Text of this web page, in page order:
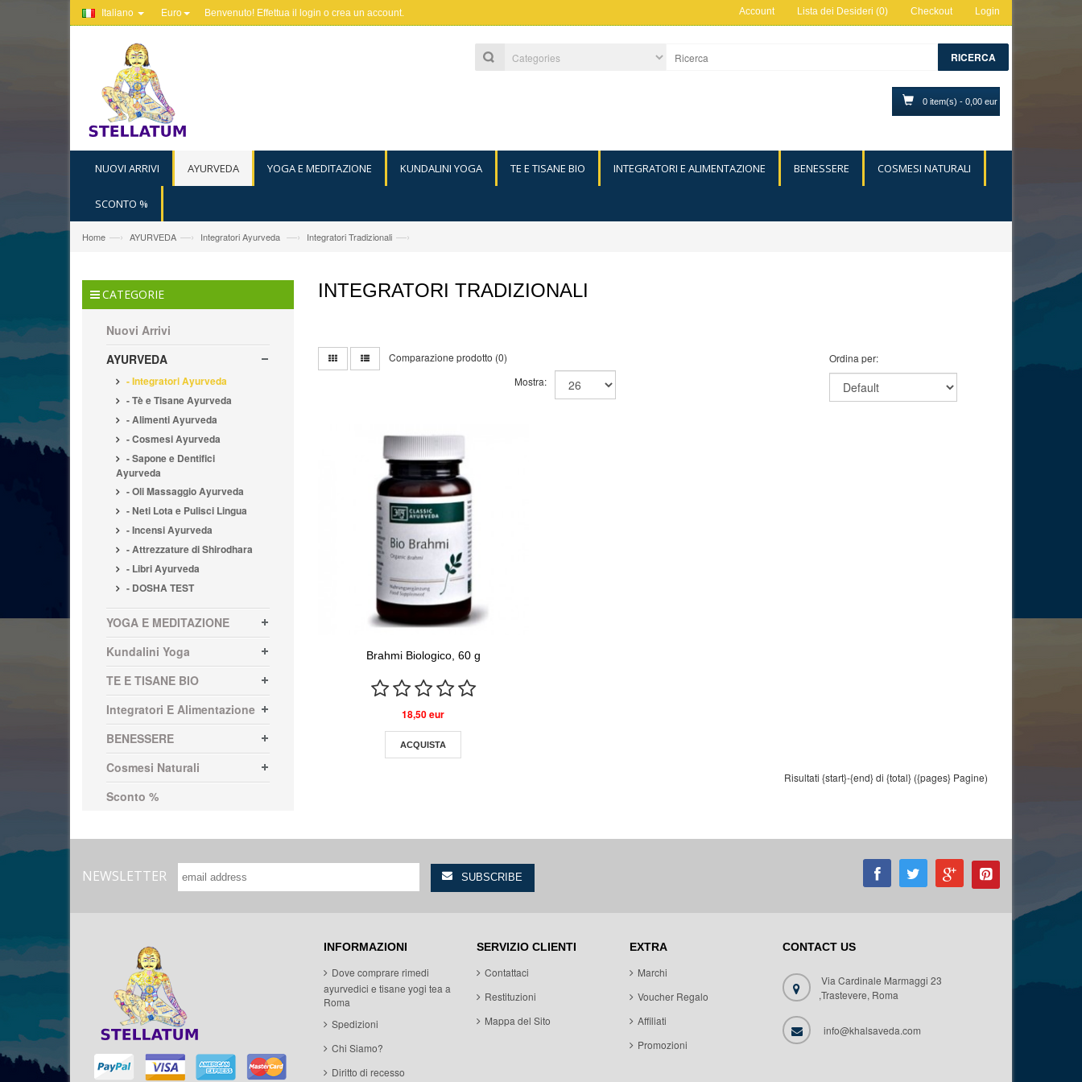
Italiano Euro Benvenuto! Effettua il login o crea un account. Account Lista dei Desideri (0) Checkout Login
RICERCA
0 item(s) - 0,00 eur
NUOVI ARRIVI AYURVEDA YOGA E MEDITAZIONE KUNDALINI YOGA TE E TISANE BIO INTEGRATORI E ALIMENTAZIONE BENESSERE COSMESI NATURALI
SCONTO %
Home —› AYURVEDA —› Integratori Ayurveda —› Integratori Tradizionali —›
CATEGORIE
Nuovi Arrivi
AYURVEDA
- Integratori Ayurveda
- Tè e Tisane Ayurveda
- Alimenti Ayurveda
- Cosmesi Ayurveda
- Sapone e Dentifici
Ayurveda
- Oli Massaggio Ayurveda
- Neti Lota e Pulisci Lingua
- Incensi Ayurveda
- Attrezzature di Shirodhara
- Libri Ayurveda
- DOSHA TEST
YOGA E MEDITAZIONE
Kundalini Yoga
TE E TISANE BIO
Integratori E Alimentazione
BENESSERE
Cosmesi Naturali
Sconto %
INTEGRATORI TRADIZIONALI
Comparazione prodotto (0)
Ordina per:
Mostra:
Brahmi Biologico, 60 g
18,50 eur
ACQUISTA
Risultati {start}-{end} di {total} ({pages} Pagine)
NEWSLETTER
INFORMAZIONI
Dove comprare rimedi
ayurvedici e tisane yogi tea a
Roma
Spedizioni
Chi Siamo?
Diritto di recesso
SERVIZIO CLIENTI
Contattaci
Restituzioni
Mappa del Sito
EXTRA
Marchi
Voucher Regalo
Affiliati
Promozioni
CONTACT US
Via Cardinale Marmaggi 23
,Trastevere, Roma
info@khalsaveda.com